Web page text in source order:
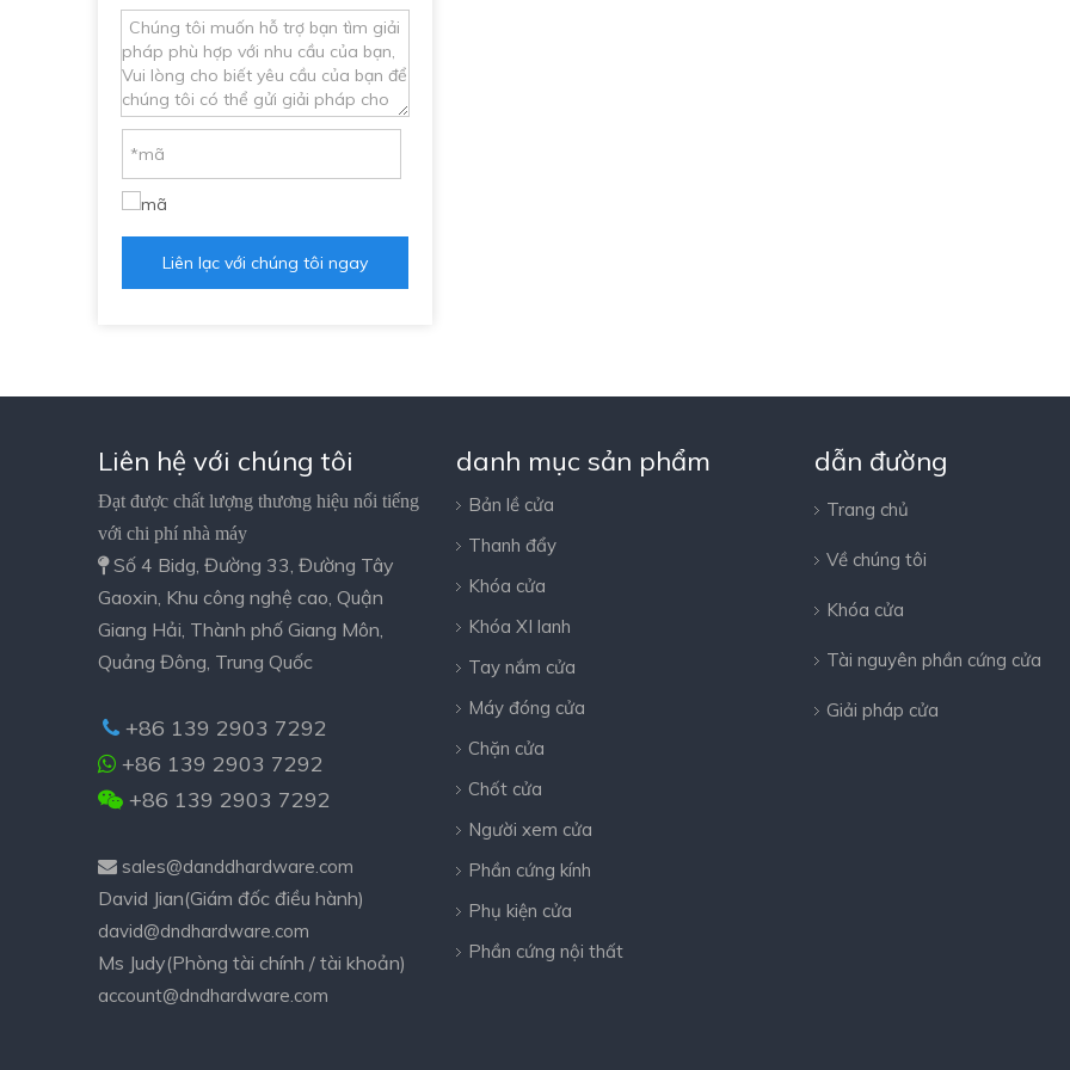
Liên lạc với chúng tôi ngay
Liên hệ với chúng tôi
Đạt được chất lượng thương hiệu nổi tiếng
với chi phí nhà máy
Số 4 Bidg, Đường 33, Đường Tây
Gaoxin, Khu công nghệ cao, Quận
Giang Hải, Thành phố Giang Môn,
Quảng Đông, Trung Quốc
 +86 139 2903 7292
 +86 139 2903 7292
 +86 139 2903 7292
 sales@danddhardware.com
David Jian(Giám đốc điều hành)
david@dndhardware.com
Ms Judy(Phòng tài chính / tài khoản)
account@dndhardware.com
danh mục sản phẩm
Bản lề cửa
Thanh đẩy
Khóa cửa
Khóa XI lanh
Tay nắm cửa
Máy đóng cửa
Chặn cửa
Chốt cửa
Người xem cửa
Phần cứng kính
Phụ kiện cửa
Phần cứng nội thất
dẫn đường
Trang chủ
Về chúng tôi
Khóa cửa
Tài nguyên phần cứng cửa
Giải pháp cửa